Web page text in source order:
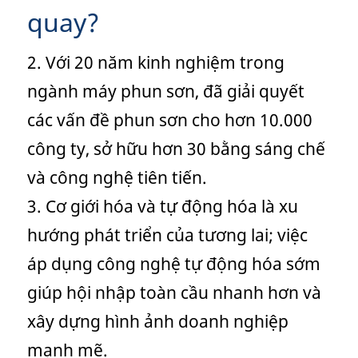
quay?
2. Với 20 năm kinh nghiệm trong
ngành máy phun sơn, đã giải quyết
các vấn đề phun sơn cho hơn 10.000
công ty, sở hữu hơn 30 bằng sáng chế
và công nghệ tiên tiến.
3. Cơ giới hóa và tự động hóa là xu
hướng phát triển của tương lai; việc
áp dụng công nghệ tự động hóa sớm
giúp hội nhập toàn cầu nhanh hơn và
xây dựng hình ảnh doanh nghiệp
mạnh mẽ.